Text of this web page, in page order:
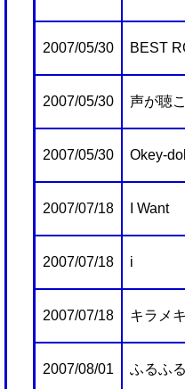
2007/05/30 BEST
2007/05/30 声が聴
2007/05/30 Okey-
2007/07/18 I Want
2007/07/18 i
2007/07/18 キラメ
2007/08/01 ふるふ